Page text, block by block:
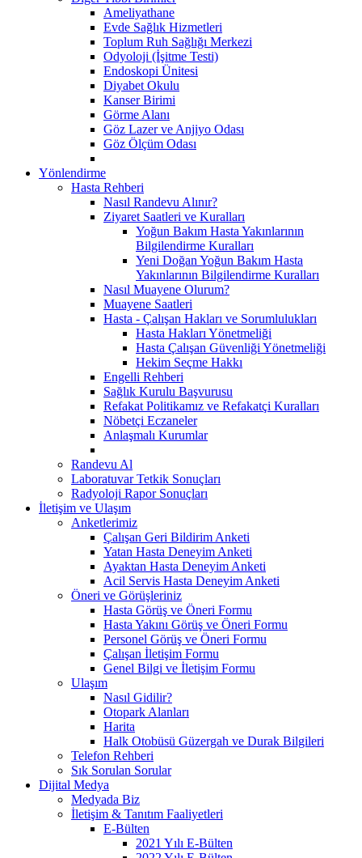
Ameliyathane
Evde Sağlık Hizmetleri
Toplum Ruh Sağlığı Merkezi
Odyoloji (İşitme Testi)
Endoskopi Ünitesi
Diyabet Okulu
Kanser Birimi
Görme Alanı
Göz Lazer ve Anjiyo Odası
Göz Ölçüm Odası
Yönlendirme
Hasta Rehberi
Nasıl Randevu Alınır?
Ziyaret Saatleri ve Kuralları
Yoğun Bakım Hasta Yakınlarının
Bilgilendirme Kuralları
Yeni Doğan Yoğun Bakım Hasta
Yakınlarının Bilgilendirme Kuralları
Nasıl Muayene Olurum?
Muayene Saatleri
Hasta - Çalışan Hakları ve Sorumlulukları
Hasta Hakları Yönetmeliği
Hasta Çalışan Güvenliği Yönetmeliği
Hekim Seçme Hakkı
Engelli Rehberi
Sağlık Kurulu Başvurusu
Refakat Politikamız ve Refakatçi Kuralları
Nöbetçi Eczaneler
Anlaşmalı Kurumlar
Randevu Al
Laboratuvar Tetkik Sonuçları
Radyoloji Rapor Sonuçları
İletişim ve Ulaşım
Anketlerimiz
Çalışan Geri Bildirim Anketi
Yatan Hasta Deneyim Anketi
Ayaktan Hasta Deneyim Anketi
Acil Servis Hasta Deneyim Anketi
Öneri ve Görüşleriniz
Hasta Görüş ve Öneri Formu
Hasta Yakını Görüş ve Öneri Formu
Personel Görüş ve Öneri Formu
Çalışan İletişim Formu
Genel Bilgi ve İletişim Formu
Ulaşım
Nasıl Gidilir?
Otopark Alanları
Harita
Halk Otobüsü Güzergah ve Durak Bilgileri
Telefon Rehberi
Sık Sorulan Sorular
Dijital Medya
Medyada Biz
İletişim & Tanıtım Faaliyetleri
E-Bülten
2021 Yılı E-Bülten